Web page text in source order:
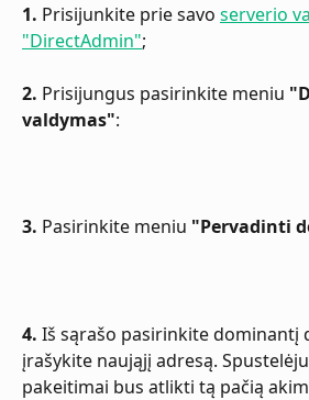
1. Prisijunkite prie savo serverio
"DirectAdmin";
2. Prisijungus pasirinkite meniu
valdymas":
3. Pasirinkite meniu "Pervadinti
4. Iš sąrašo pasirinkite dominantį
įrašykite naująjį adresą.
pakeitimai bus atlikti tą pačią